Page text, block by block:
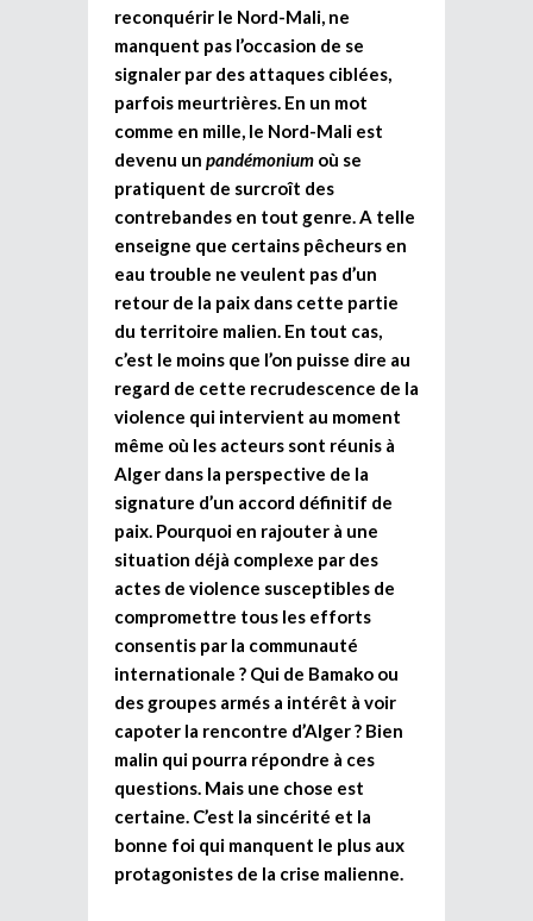
reconquérir le Nord-Mali, ne
manquent pas l’occasion de se
signaler par des attaques ciblées,
parfois meurtrières. En un mot
comme en mille, le Nord-Mali est
devenu un pandémonium où se
pratiquent de surcroît des
contrebandes en tout genre. A telle
enseigne que certains pêcheurs en
eau trouble ne veulent pas d’un
retour de la paix dans cette partie
du territoire malien. En tout cas,
c’est le moins que l’on puisse dire au
regard de cette recrudescence de la
violence qui intervient au moment
même où les acteurs sont réunis à
Alger dans la perspective de la
signature d’un accord définitif de
paix. Pourquoi en rajouter à une
situation déjà complexe par des
actes de violence susceptibles de
compromettre tous les efforts
consentis par la communauté
internationale ? Qui de Bamako ou
des groupes armés a intérêt à voir
capoter la rencontre d’Alger ? Bien
malin qui pourra répondre à ces
questions. Mais une chose est
certaine. C’est la sincérité et la
bonne foi qui manquent le plus aux
protagonistes de la crise malienne.